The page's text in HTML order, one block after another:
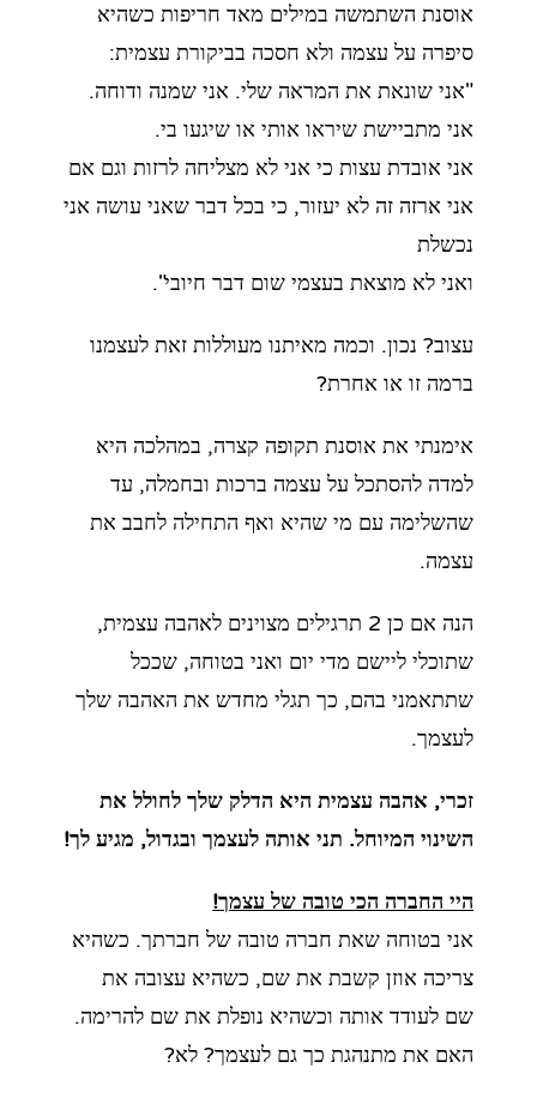
אוסנת השתמשה במילים מאד חריפות כשהיא
סיפרה על עצמה ולא חסכה בביקורת עצמית:
"אני שונאת את המראה שלי. אני שמנה ודוחה.
אני מתביישת שיראו אותי או שיגעו בי.
אני אובדת עצות כי אני לא מצליחה לרזות וגם אם
אני ארזה זה לא יעזור, כי בכל דבר שאני עושה אני
נכשלת
ואני לא מוצאת בעצמי שום דבר חיובי".
עצוב? נכון. וכמה מאיתנו מעוללות זאת לעצמנו
ברמה זו או אחרת?
אימנתי את אוסנת תקופה קצרה, במהלכה היא
למדה להסתכל על עצמה ברכות ובחמלה, עד
שהשלימה עם מי שהיא ואף התחילה לחבב את
עצמה.
הנה אם כן 2 תרגילים מצוינים לאהבה עצמית,
שתוכלי ליישם מדי יום ואני בטוחה, שככל
שתתאמני בהם, כך תגלי מחדש את האהבה שלך
לעצמך.
זכרי, אהבה עצמית היא הדלק שלך לחולל את
השינוי המיוחל. תני אותה לעצמך ובגדול, מגיע לך!
היי החברה הכי טובה של עצמך!
אני בטוחה שאת חברה טובה של חברתך. כשהיא
צריכה אוזן קשבת את שם, כשהיא עצובה את
שם לעודד אותה וכשהיא נופלת את שם להרימה.
האם את מתנהגת כך גם לעצמך? לא?